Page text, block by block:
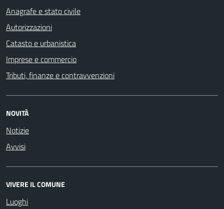
Anagrafe e stato civile
Autorizzazioni
Catasto e urbanistica
Imprese e commercio
Tributi, finanze e contravvenzioni
NOVITÀ
Notizie
Avvisi
VIVERE IL COMUNE
Luoghi